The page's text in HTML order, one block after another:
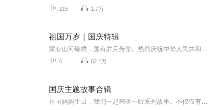
215 1.7万
祖国万岁｜国庆特辑
6 82.1万
国庆主题故事合辑